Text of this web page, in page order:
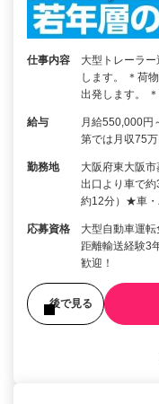
仕事内容
大型トレーラ
します。 ＊荷
出発します。
給与
月給550,000
第では月収75
勤務地
大阪府東大阪
出口より車で
約12分）★車・
応募資格
大型自動車運
距離輸送経験3
歓迎！
後で見る